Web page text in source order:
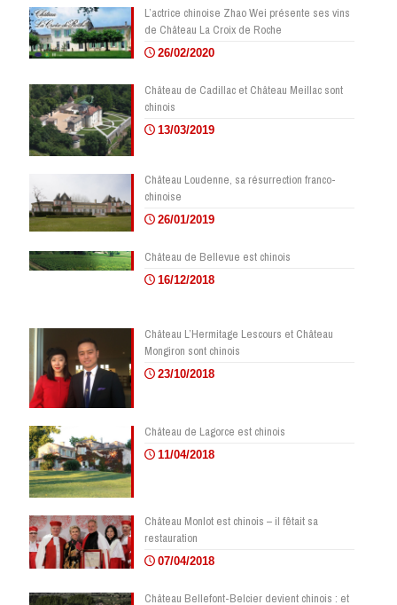
L’actrice chinoise Zhao Wei présente ses vins
de Château La Croix de Roche
26/02/2020
Château de Cadillac et Château Meillac sont
chinois
13/03/2019
Château Loudenne, sa résurrection franco-
chinoise
26/01/2019
Château de Bellevue est chinois
16/12/2018
Château L’Hermitage Lescours et Château
Mongiron sont chinois
23/10/2018
Château de Lagorce est chinois
11/04/2018
Château Monlot est chinois – il fêtait sa
restauration
07/04/2018
Château Bellefont-Belcier devient chinois : et